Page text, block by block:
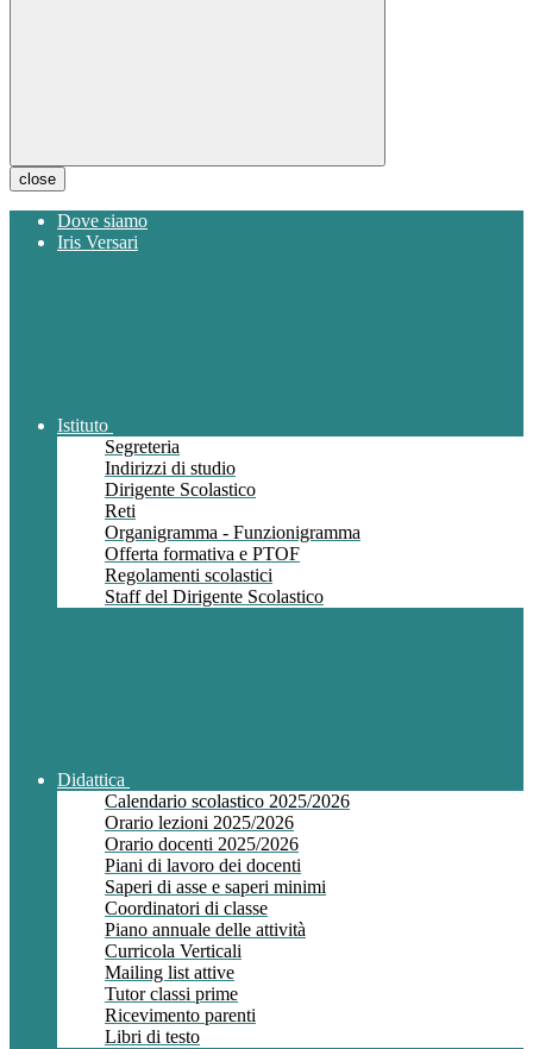
close
Dove siamo
Iris Versari
Istituto
Segreteria
Indirizzi di studio
Dirigente Scolastico
Reti
Organigramma - Funzionigramma
Offerta formativa e PTOF
Regolamenti scolastici
Staff del Dirigente Scolastico
Didattica
Calendario scolastico 2025/2026
Orario lezioni 2025/2026
Orario docenti 2025/2026
Piani di lavoro dei docenti
Saperi di asse e saperi minimi
Coordinatori di classe
Piano annuale delle attività
Curricola Verticali
Mailing list attive
Tutor classi prime
Ricevimento parenti
Libri di testo